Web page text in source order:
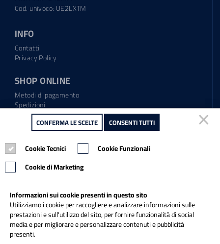
Cod. univoco: UE2LXTM
INFO
Contatti
Privacy Policy
SHOP ONLINE
Metodi di pagamento
Spedizioni
Regolamento garanzia
Diritto di recesso
Tel.: 0865.904373
Email:info@italiapulitasrl.it
CONFERMA LE SCELTE CONSENTI TUTTI
Cookie Tecnici
Cookie Funzionali
Cookie di Marketing
Informazioni sui cookie presenti in questo sito
Utilizziamo i cookie per raccogliere e analizzare informazioni sulle
prestazioni e sull'utilizzo del sito, per fornire funzionalità di social
media e per migliorare e personalizzare contenuti e pubblicità
presenti.
CONFERMA LE SCELTE CONSENTI TUTTI
Cookie Tecnici
Cookie Funzionali
Cookie di Marketing
Informazioni sui cookie presenti in questo sito
Utilizziamo i cookie per raccogliere e analizzare informazioni sulle
prestazioni e sull'utilizzo del sito, per fornire funzionalità di social
media e per migliorare e personalizzare contenuti e pubblicità
presenti.